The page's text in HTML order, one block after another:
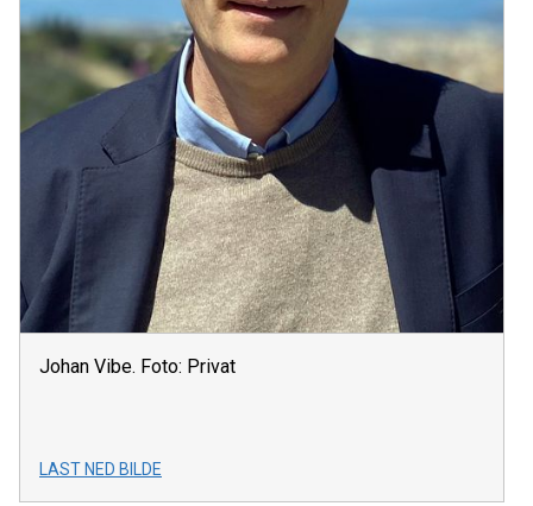
Johan Vibe. Foto: Privat
LAST NED BILDE